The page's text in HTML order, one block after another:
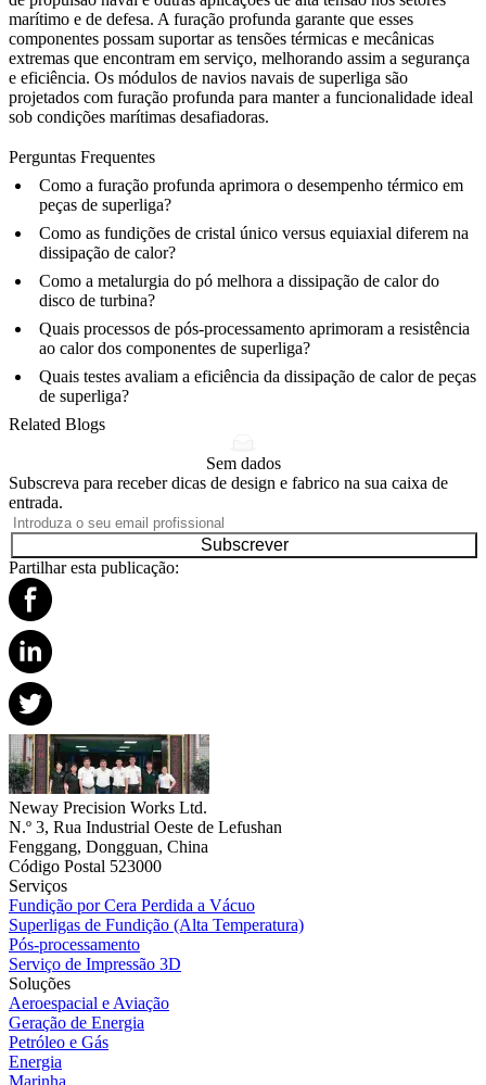
marítimo e de defesa. A furação profunda garante que esses
componentes possam suportar as tensões térmicas e mecânicas
extremas que encontram em serviço, melhorando assim a segurança
e eficiência. Os módulos de navios navais de superliga são
projetados com furação profunda para manter a funcionalidade ideal
sob condições marítimas desafiadoras.
Perguntas Frequentes
Como a furação profunda aprimora o desempenho térmico em
peças de superliga?
Como as fundições de cristal único versus equiaxial diferem na
dissipação de calor?
Como a metalurgia do pó melhora a dissipação de calor do
disco de turbina?
Quais processos de pós-processamento aprimoram a resistência
ao calor dos componentes de superliga?
Quais testes avaliam a eficiência da dissipação de calor de peças
de superliga?
Related Blogs
Sem dados
Subscreva para receber dicas de design e fabrico na sua caixa de
entrada.
Subscrever
Partilhar esta publicação:
Neway Precision Works Ltd.
N.º 3, Rua Industrial Oeste de Lefushan
Fenggang, Dongguan, China
Código Postal 523000
Serviços
Fundição por Cera Perdida a Vácuo
Superligas de Fundição (Alta Temperatura)
Pós-processamento
Serviço de Impressão 3D
Soluções
Aeroespacial e Aviação
Geração de Energia
Petróleo e Gás
Energia